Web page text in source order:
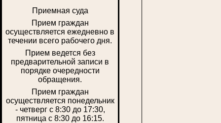
Приемная суда
Прием граждан
осуществляется ежедневно в
течении всего рабочего дня.
Прием ведется без
предварительной записи в
порядке очередности
обращения.
Прием граждан
осуществляется понедельник
- четверг с 8:30 до 17:30,
пятница с 8:30 до 16:15.